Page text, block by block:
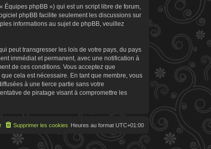
Équipes phpBB ») qui est un script libre de forum,
phpBB facilite seulement les discussions sur
informations au sujet de phpBB, veuillez
peut transgresser les lois de votre pays, du pays
immédiat et permanent, avec une notification à
de ces conditions. Vous acceptez que
cela est nécessaire. En tant que membre, vous
à une tierce partie sans votre
de piratage visant à compromettre les
Heures au format UTC+01:00
Supprimer les cookies